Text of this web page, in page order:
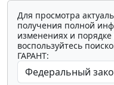
Для просмотра
получения полной
изменениях и
воспользуйтесь
ГАРАНТ: